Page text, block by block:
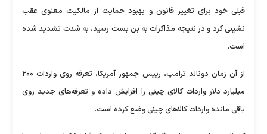
قبلی خود برای تغییر قانون و بهبود حمایت از مالکیت معنوی عقب
نشینی کرد و در نتیجه مذاکرات به بن بست رسید، به شدت تشدید شده
است.
از آن زمان دونالد ترامپ، رییس جمهور آمریکا، تعرفه روی واردات ۲۰۰
میلیارد دلار واردات کالای چینی را افزایش داده و تعرفه‌های جدید روی
باقی مانده واردات کالاهای چینی وضع کرده است.